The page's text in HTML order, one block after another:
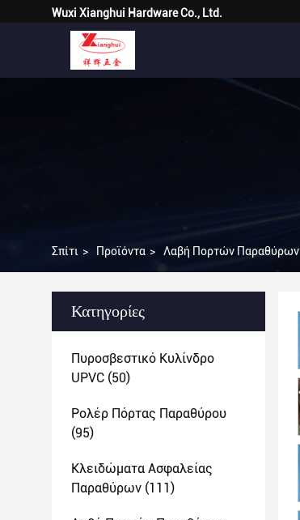
Wuxi Xianghui Hardware Co., Ltd.
Σπίτι > Προϊόντα > Λαβή Πορτών Παραθύρων
Κατηγορίες
Πυροσβεστικό Κυλίνδρο
UPVC (50)
Ρολέρ Πόρτας Παραθύρου
(95)
Κλειδώματα Ασφαλείας
Παραθύρων (111)